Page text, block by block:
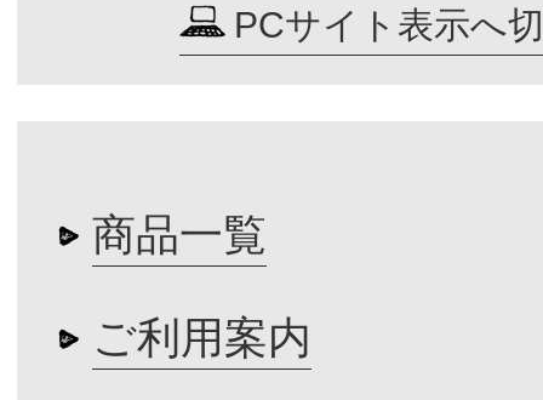
PCサイト表示へ
商品一覧
ご利用案内